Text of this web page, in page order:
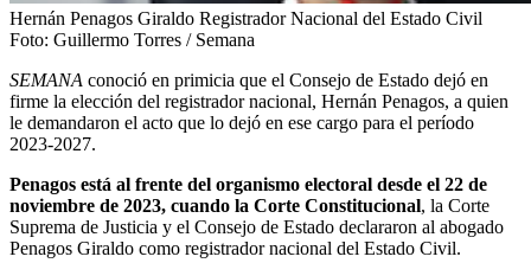
Hernán Penagos Giraldo Registrador Nacional del Estado Civil
Foto: Guillermo Torres / Semana
SEMANA conoció en primicia que el Consejo de Estado dejó en
firme la elección del registrador nacional, Hernán Penagos, a quien
le demandaron el acto que lo dejó en ese cargo para el período
2023-2027.
Penagos está al frente del organismo electoral desde el 22 de
noviembre de 2023, cuando la Corte Constitucional, la Corte
Suprema de Justicia y el Consejo de Estado declararon al abogado
Penagos Giraldo como registrador nacional del Estado Civil.